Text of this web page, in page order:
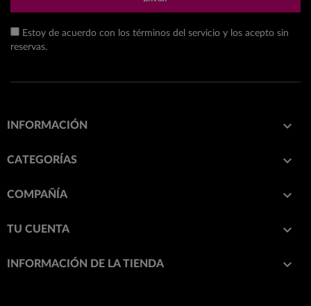
Estoy de acuerdo con los términos del servicio y los acepto sin
reservas.
INFORMACIÓN 
CATEGORÍAS 
COMPAÑÍA 
TU CUENTA 
INFORMACIÓN DE LA TIENDA keyboard_arrow_down